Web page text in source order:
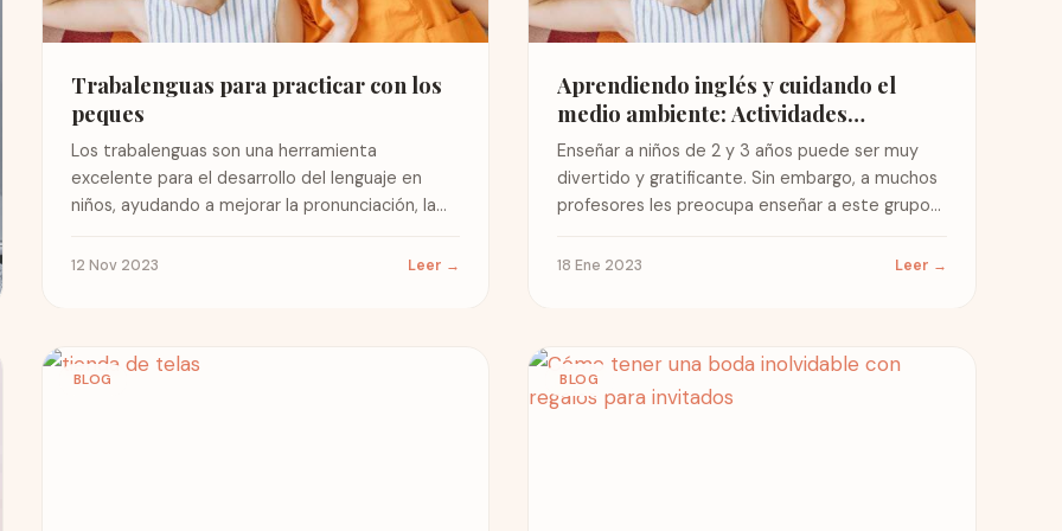
Trabalenguas para practicar con los
peques
Los trabalenguas son una herramienta
excelente para el desarrollo del lenguaje en
niños, ayudando a mejorar la pronunciación, la
12 Nov 2023 Leer →
Aprendiendo inglés y cuidando el
medio ambiente: Actividades
divertidas para niños de 2 a 3 años
Enseñar a niños de 2 y 3 años puede ser muy
divertido y gratificante. Sin embargo, a muchos
profesores les preocupa enseñar a este grupo...
18 Ene 2023 Leer →
BLOG BLOG